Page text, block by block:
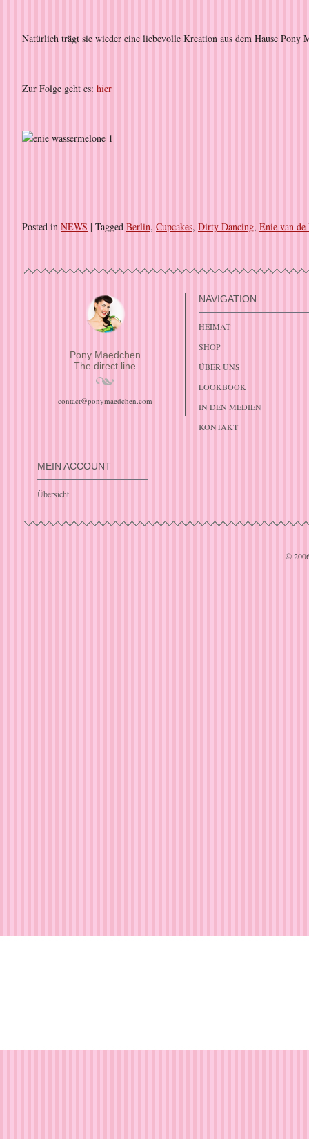
Natürlich trägt sie wieder eine liebevolle Kreation aus dem Hause Pony
Zur Folge geht es: hier
Posted in NEWS | Tagged Berlin, Cupcakes, Dirty Dancing, Enie van
Pony Maedchen
– The direct line –
contact@ponymaedchen.com
NAVIGATION
HEIMAT
SHOP
ÜBER UNS
LOOKBOOK
IN DEN MEDIEN
KONTAKT
MEIN ACCOUNT
Übersicht
©